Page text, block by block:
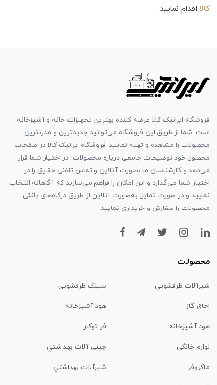
کالا اقدام نمایید.
فروشگاه ایرانیک کالا عرضه کننده بهترین تجهیزات خانه و آشپزخانه
است. شما از طریق این فروشگاه می‌توانید جدیدترین و مدرنترین
محصولات را مشاهده و تهیه نمایید. فروشگاه ایرانیک کالا در صفحات
محصول خود توضیحات جامعی درباره محصولات در اختیار شما قرار
می‌دهد و کارشناسان ما بصورت آنلاین و تماس تلفنی حقایق را در
اختیار شما می‌گذارد و این امکان را فراهم می‌سازند که آگاهانه انتخاب
نمایید و در صورت تمایل به‌صورت آنلاین از طریق درگاه‌های بانکی
محصولات را سفارش و خریداری نمایید.
محصولات
شیرآلات ظرفشويي سینک ظرفشویی
اجاق گاز هود آشپزخانه
هود آشپزخانه فر توکار
لوازم خانگی چینی آلات بهداشتي
ماكروفر شیرآلات بهداشتي